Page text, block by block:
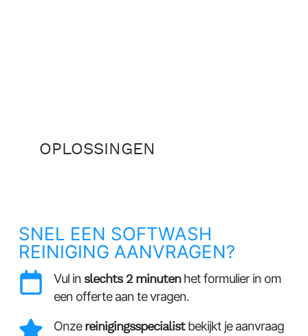
OPLOSSINGEN
SNEL EEN SOFTWASH
REINIGING AANVRAGEN?
Vul in slechts 2 minutenhet formulier in om
een offerte aan te vragen.
Onzereinigingsspecialistbekijkt je aanvraag